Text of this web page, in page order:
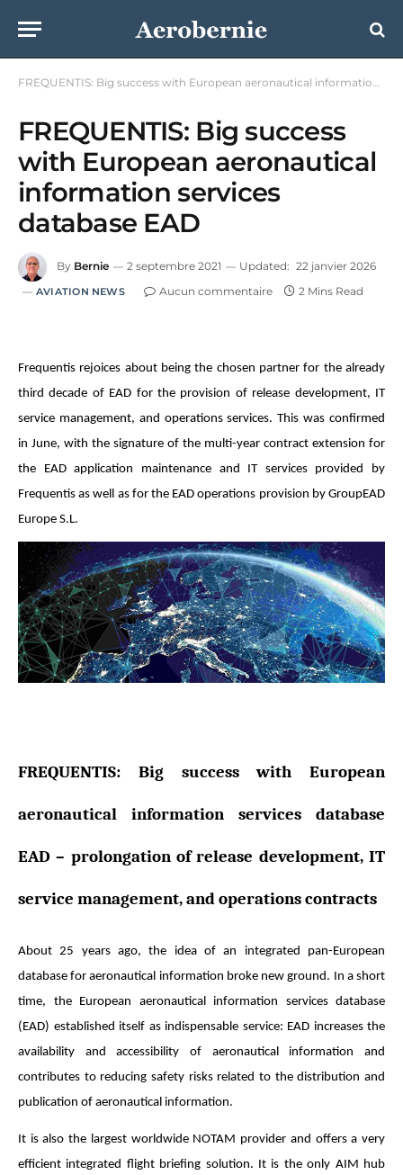
FREQUENTIS: Big success with European aeronautical information services database EAD
FREQUENTIS: Big success
with European aeronautical
information services
database EAD
By Bernie 2 septembre 2021 Updated: 22 janvier 2026
AVIATION NEWS Aucun commentaire 2 Mins Read
Frequentis rejoices about being the chosen partner for the already
third decade of EAD for the provision of release development, IT
service management, and operations services. This was confirmed
in June, with the signature of the multi-year contract extension for
the EAD application maintenance and IT services provided by
Frequentis as well as for the EAD operations provision by GroupEAD
Europe S.L.
FREQUENTIS: Big success with European
aeronautical information services database
EAD – prolongation of release development, IT
service management, and operations contracts
About 25 years ago, the idea of an integrated pan-European
database for aeronautical information broke new ground. In a short
time, the European aeronautical information services database
(EAD) established itself as indispensable service: EAD increases the
availability and accessibility of aeronautical information and
contributes to reducing safety risks related to the distribution and
publication of aeronautical information.
It is also the largest worldwide NOTAM provider and offers a very
efficient integrated flight briefing solution. It is the only AIM hub